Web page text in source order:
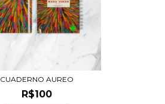
CUADERNO AUREO
R$100